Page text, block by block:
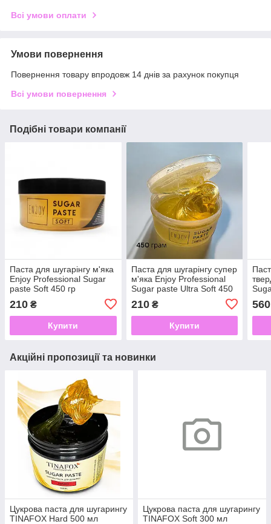
Всі умови оплати
Умови повернення
Повернення товару впродовж 14 днів за рахунок покупця
Всі умови повернення
Подібні товари компанії
Паста для шугарінгу м'яка
Enjoy Professional Sugar
paste Soft 450 гр
210 ₴
Купити
Паста для шугарінгу супер
м'яка Enjoy Professional
Sugar paste Ultra Soft 450
210₴
Купити
560
Акційні пропозиції та новинки
Цукрова паста для шугарингу
TINAFOX Hard 500 мл
Цукрова паста для шугарингу
TINAFOX Soft 300 мл